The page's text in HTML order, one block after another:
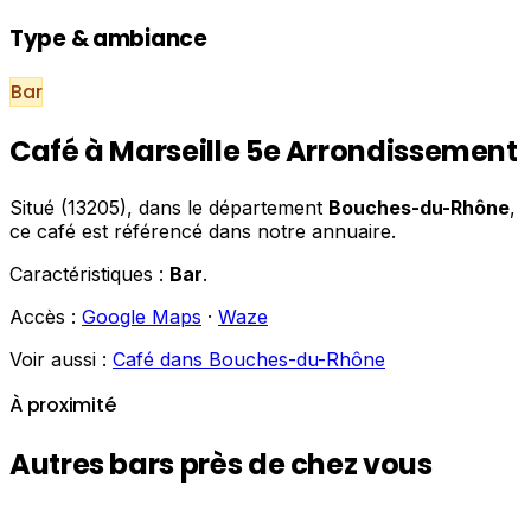
Type & ambiance
Bar
Café à Marseille 5e Arrondissement
Situé (13205), dans le département Bouches-du-Rhône,
ce café est référencé dans notre annuaire.
Caractéristiques : Bar.
Accès : Google Maps · Waze
Voir aussi : Café dans Bouches-du-Rhône
À proximité
Autres bars près de chez vous